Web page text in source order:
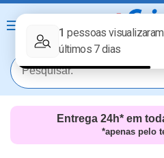
MAIS RESULTADOS
Entrega 24h* em
*apenas pelo